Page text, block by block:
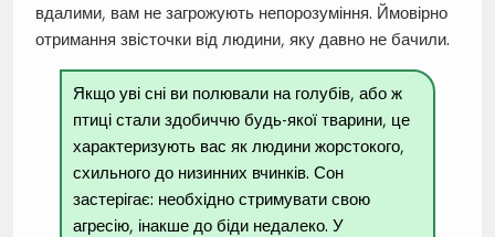
вдалими, вам не загрожують непорозуміння. Ймовірно
отримання звісточки від людини, яку давно не бачили.
Якщо уві сні ви полювали на голубів, або ж
птиці стали здобиччю будь-якої тварини, це
характеризують вас як людини жорстокого,
схильного до низинних вчинків. Сон
застерігає: необхідно стримувати свою
агресію, інакше до біди недалеко. У